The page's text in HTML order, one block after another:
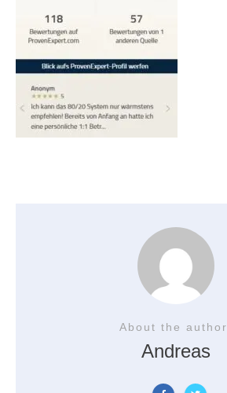
About the author
Andreas